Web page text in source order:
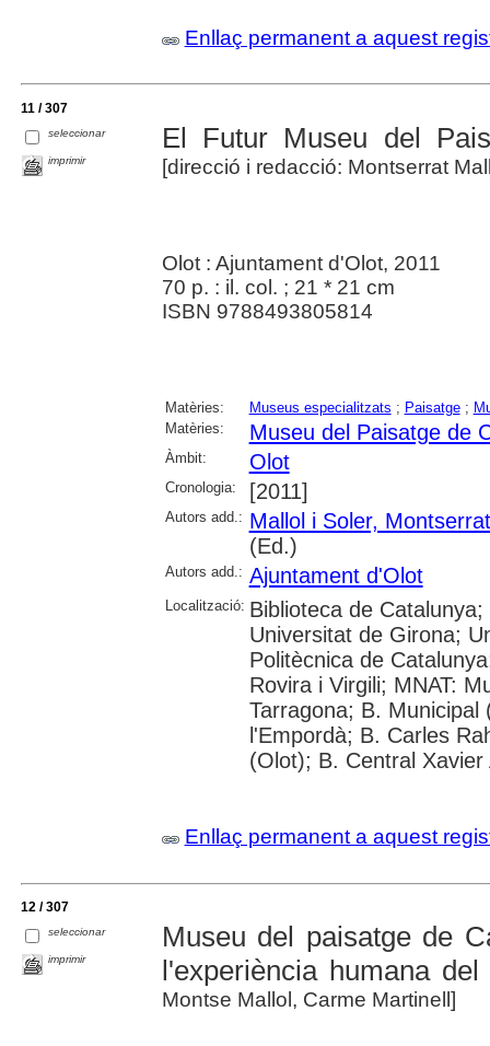
Enllaç permanent a aquest
11 / 307
seleccionar
imprimir
El Futur Museu del
[direcció i redacció: Montserrat
Olot : Ajuntament d'Olot, 2011
70 p. : il. col. ; 21 * 21 cm
ISBN 9788493805814
Matèries: Museus especialitzats ; Paisatge;
Matèries:
Museu del Paisatge de
Àmbit: Olot
Cronologia: [2011]
Autors add.: Mallol i Soler, Montserrat
(Ed.)
Autors add.: Ajuntament d'Olot
Localització: Biblioteca de
Universitat de Girona;
Politècnica de
Rovira i Virgili; MNAT:
Tarragona; B.
l'Empordà; B. Carles
(Olot); B. Central
Enllaç permanent a aquest
12 / 307
seleccionar
imprimir
Museu del paisatge de
l'experiència humana del
Montse Mallol, Carme Martinell]